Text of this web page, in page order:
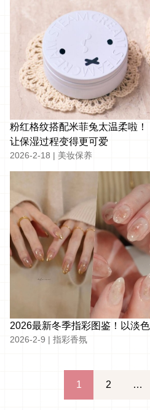
粉红格纹搭配米菲兔太温柔啦
让保湿过程变得更可爱
2026-2-18 | 美妆保养
2026最新冬季指彩图鉴！以淡
2026-2-9 | 指彩香氛
1 2 …